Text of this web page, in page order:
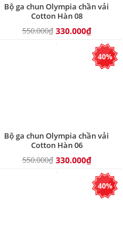
Bộ ga chun Olympia chần vải
Cotton Hàn 08
550.000₫ 330.000₫
40%
Bộ ga chun Olympia chần vải
Cotton Hàn 06
550.000₫ 330.000₫
40%